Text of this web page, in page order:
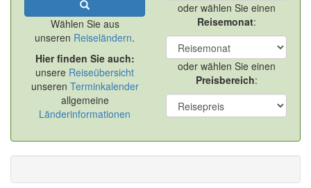
Wählen Sie aus
unseren Reiseländern.
Hier finden Sie auch:
unsere Reiseübersicht
unseren Terminkalender
allgemeine
Länderinformationen
oder wählen Sie einen
Reisemonat:
oder wählen Sie einen
Preisbereich: